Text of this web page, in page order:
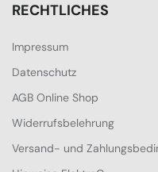
RECHTLICHES
Impressum
Datenschutz
AGB Online Shop
Widerrufsbelehrung
Versand- und